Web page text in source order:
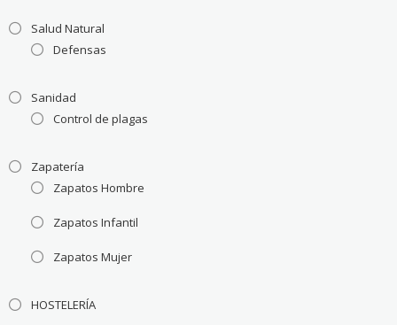
Salud Natural
Defensas
Sanidad
Control de plagas
Zapatería
Zapatos Hombre
Zapatos Infantil
Zapatos Mujer
HOSTELERÍA